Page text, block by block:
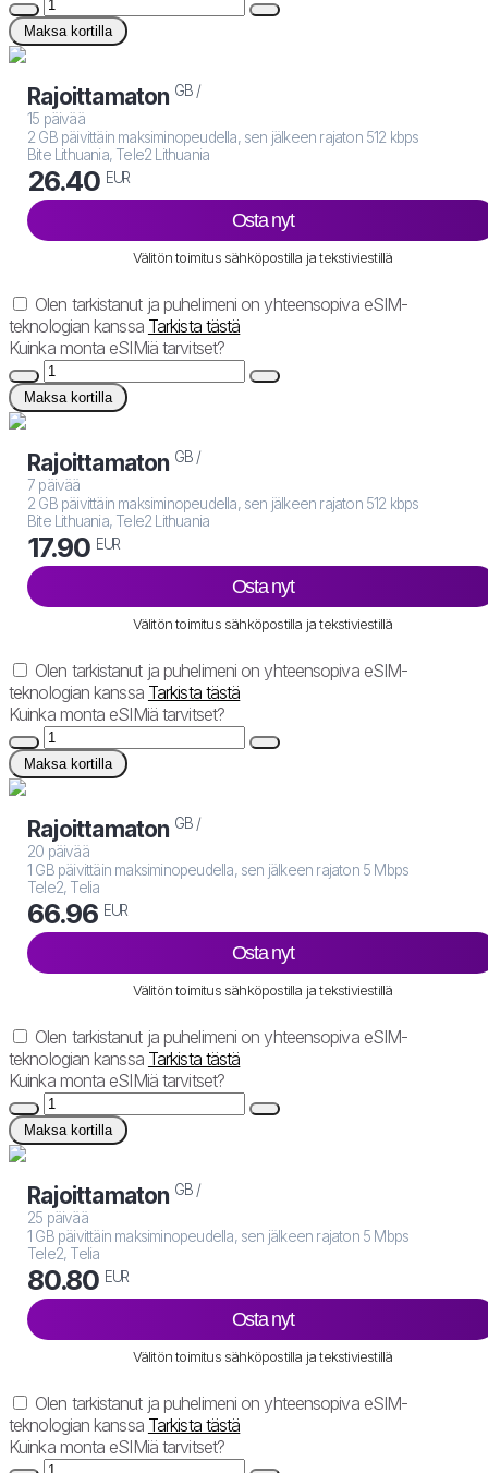
Maksa kortilla
Rajoittamaton GB /
15 päivää
2 GB päivittäin maksiminopeudella, sen jälkeen rajaton 512 kbps
Bite Lithuania, Tele2 Lithuania
26.40 EUR
Osta nyt
Välitön toimitus sähköpostilla ja tekstiviestillä
Olen tarkistanut ja puhelimeni on yhteensopiva eSIM-
teknologian kanssa Tarkista tästä
Kuinka monta eSIMiä tarvitset?
Maksa kortilla
Rajoittamaton GB /
7 päivää
2 GB päivittäin maksiminopeudella, sen jälkeen rajaton 512 kbps
Bite Lithuania, Tele2 Lithuania
17.90 EUR
Osta nyt
Välitön toimitus sähköpostilla ja tekstiviestillä
Olen tarkistanut ja puhelimeni on yhteensopiva eSIM-
teknologian kanssa Tarkista tästä
Kuinka monta eSIMiä tarvitset?
Maksa kortilla
Rajoittamaton GB /
20 päivää
1 GB päivittäin maksiminopeudella, sen jälkeen rajaton 5 Mbps
Tele2, Telia
66.96 EUR
Osta nyt
Välitön toimitus sähköpostilla ja tekstiviestillä
Olen tarkistanut ja puhelimeni on yhteensopiva eSIM-
teknologian kanssa Tarkista tästä
Kuinka monta eSIMiä tarvitset?
Maksa kortilla
Rajoittamaton GB /
25 päivää
1 GB päivittäin maksiminopeudella, sen jälkeen rajaton 5 Mbps
Tele2, Telia
80.80 EUR
Osta nyt
Välitön toimitus sähköpostilla ja tekstiviestillä
Olen tarkistanut ja puhelimeni on yhteensopiva eSIM-
teknologian kanssa Tarkista tästä
Kuinka monta eSIMiä tarvitset?